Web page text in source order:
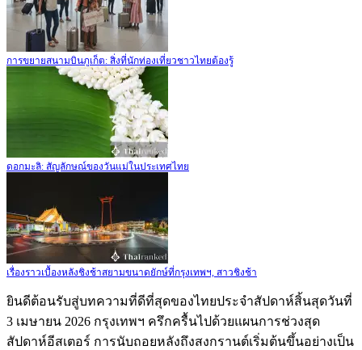
การขยายสนามบินภูเก็ต: สิ่งที่นักท่องเที่ยวชาวไทยต้องรู้
ดอกมะลิ: สัญลักษณ์ของวันแม่ในประเทศไทย
เรื่องราวเบื้องหลังชิงช้าสยามขนาดยักษ์ที่กรุงเทพฯ, สาวชิงช้า
ยินดีต้อนรับสู่บทความที่ดีที่สุดของไทยประจำสัปดาห์สิ้นสุดวันที่
3 เมษายน 2026 กรุงเทพฯ ครึกครื้นไปด้วยแผนการช่วงสุด
สัปดาห์อีสเตอร์ การนับถอยหลังถึงสงกรานต์เริ่มต้นขึ้นอย่างเป็น